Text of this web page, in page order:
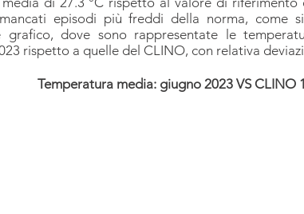
episodi più freddi della norma, come
grafico, dove sono rappresentate le
rispetto a quelle del CLINO, con relativa
Temperatura media: giugno 2023 VS CLINO